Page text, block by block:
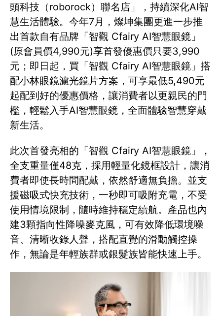
頭科技（roborock）聯名店」，持續深化AI智
慧生活體驗。今年7月，燦坤集團更進一步推
出首款自有品牌「智觀 Cfairy AI智慧眼鏡」
(原會員價4,990元)享首發優惠價只要3,990
元；即日起，買「智觀 Cfairy AI智慧眼鏡」搭
配小林眼鏡濾光鏡片方案，可享最低5,490元
起配到好的優惠價格，讓消費者以更親民的門
檻，輕鬆入手AI智慧眼鏡，全面體驗智慧穿戴
新生活。
此次首發亮相的「智觀 Cfairy AI智慧眼鏡」，
全支重量僅48克，採用輕量化鏡框設計，讓消
費者即使長時間配戴，依然舒適無負擔。並支
援磁吸式快充技術，一秒即可吸附充電，不受
使用情境限制，隨時維持穩定續航。產品也內
建3顆指向性降噪麥克風，可有效降低環境噪
音、清晰收錄人聲，搭配直覺的滑動觸控操
作，無論是年輕族群或銀髮族皆能快速上手。